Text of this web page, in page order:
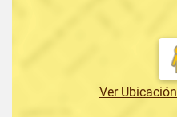
Ver Ubicación